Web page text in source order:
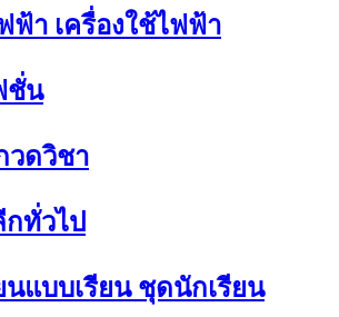
า เครื่องใช้ไฟฟ้า
ชั่น
วดวิชา
ทั่วไป
นแบบเรียน ชุดนักเรียน